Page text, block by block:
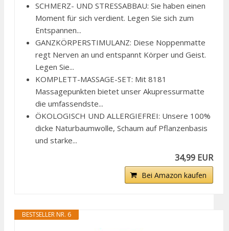
SCHMERZ- UND STRESSABBAU: Sie haben einen
Moment für sich verdient. Legen Sie sich zum
Entspannen...
GANZKÖRPERSTIMULANZ: Diese Noppenmatte
regt Nerven an und entspannt Körper und Geist.
Legen Sie...
KOMPLETT-MASSAGE-SET: Mit 8181
Massagepunkten bietet unser Akupressurmatte
die umfassendste...
ÖKOLOGISCH UND ALLERGIEFREI: Unsere 100%
dicke Naturbaumwolle, Schaum auf Pflanzenbasis
und starke...
34,99 EUR
Bei Amazon kaufen
BESTSELLER NR. 6